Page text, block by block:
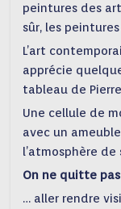
peintures des
sûr, les
L’art
apprécie
tableau de
Une cellule de
avec un
l’atmosphère
On ne quitte
… aller rendre